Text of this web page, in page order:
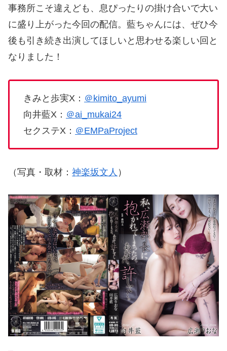
事務所こそ違えども、息ぴったりの掛け合いで大い
に盛り上がった今回の配信。藍ちゃんには、ぜひ今
後も引き続き出演してほしいと思わせる楽しい回と
なりました！
きみと歩実X： ＠kimito_ayumi
向井藍X： ＠ai_mukai24
セクステX： ＠EMPaProject
（写真・取材： 神楽坂文人 ）